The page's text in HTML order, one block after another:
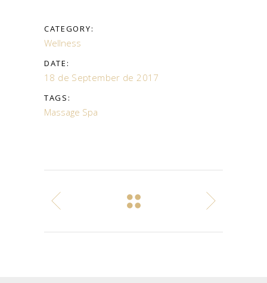
CATEGORY:
Wellness
DATE:
18 de September de 2017
TAGS:
Massage Spa